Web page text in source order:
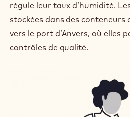
régule leur taux d’humidité.
stockées dans des conteneurs
vers le port d’Anvers, où elles
contrôles de qualité.